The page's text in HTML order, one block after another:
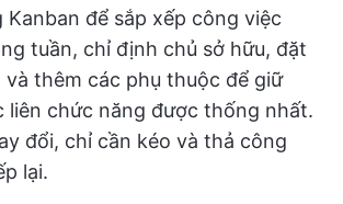
Kanban để sắp xếp công việc
tuần, chỉ định chủ sở hữu, đặt
và thêm các phụ thuộc để giữ
liên chức năng được thống nhất.
đổi, chỉ cần kéo và thả công
lại.